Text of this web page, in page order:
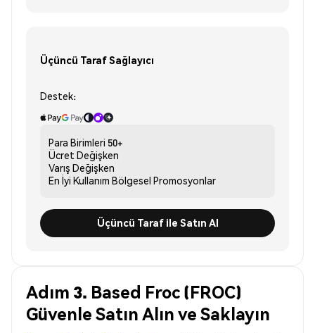
Üçüncü Taraf Sağlayıcı
Destek:
Para Birimleri 50+
Ücret Değişken
Varış Değişken
En İyi Kullanım Bölgesel Promosyonlar
Üçüncü Taraf ile Satın Al
Adım 3. Based Froc (FROC)
Güvenle Satın Alın ve Saklayın